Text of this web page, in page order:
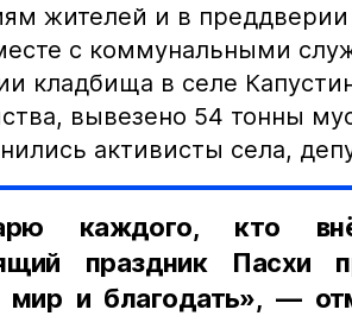
жителей и в
с коммунальными
кладбища в селе
вывезено 54 тонны
активисты села,
каждого, кто
праздник
мир и благодать», —